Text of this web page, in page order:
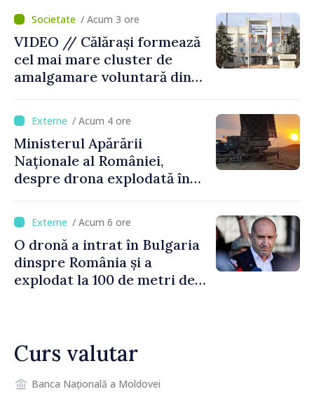
control vamal cu un scanner
performant/ Acum 3 ore
VIDEO // Călărași formează
cel mai mare cluster de
amalgamare voluntară din
orășenesc a aprobat decizia
finală
/ Acum 4 ore
Ministerul Apărării
Naționale al României,
despre drona explodată în
nu au detectat niciun
vehicul aerian”
/ Acum 6 ore
O dronă a intrat în Bulgaria
dinspre România și a
explodat la 100 de metri de
Curs valutar
Banca Națională a Moldovei